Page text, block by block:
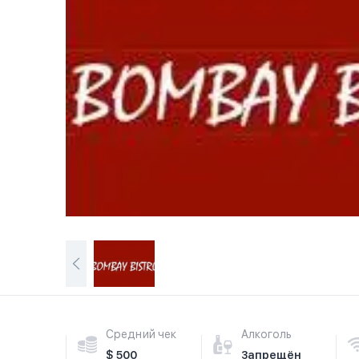
Средний чек
$ 500
Алкоголь
Запрещён